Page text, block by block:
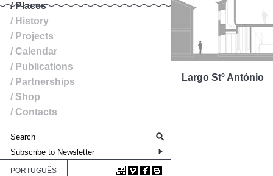
/ Places
/ History
/ Projects
/ Calendar
/ Publications
/ Partnerships
/ Shop
/ Contacts
PORTUGUÊS
Largo Stº António